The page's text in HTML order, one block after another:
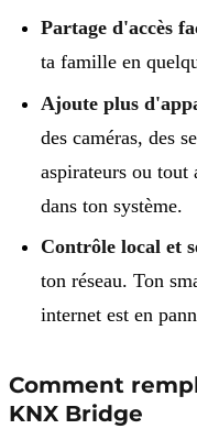
Partage d'accès
ta famille en
Ajoute plus
des caméras, des
aspirateurs ou
dans ton système.
Contrôle local et
ton réseau. Ton
internet est en
Comment
KNX Bridge